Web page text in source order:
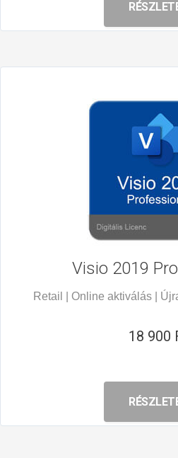
Visio 2019
Retail | Online aktiválás |
18 900